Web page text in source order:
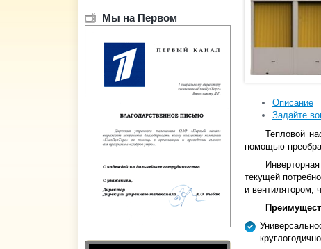
Мы на Первом
Описание
Задайте
Тепловой
помощью
текущей
и вентилятором,